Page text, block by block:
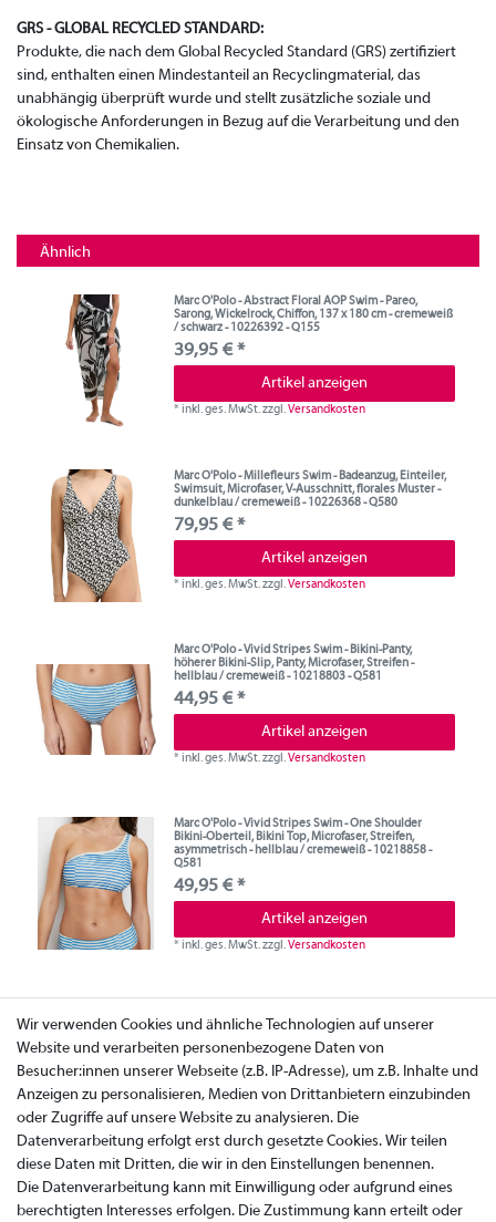
GRS - GLOBAL RECYCLED STANDARD:
Produkte, die nach dem Global Recycled Standard (GRS) zertifiziert
sind, enthalten einen Mindestanteil an Recyclingmaterial, das
unabhängig überprüft wurde und stellt zusätzliche soziale und
ökologische Anforderungen in Bezug auf die Verarbeitung und den
Einsatz von Chemikalien.
Ähnlich
Marc O'Polo - Abstract Floral AOP Swim - Pareo,
Sarong, Wickelrock, Chiffon, 137 x 180 cm - cremeweiß
/ schwarz - 10226392 - Q155
39,95 € *
Artikel anzeigen
*inkl. ges. MwSt.zzgl.Versandkosten
Marc O'Polo - Millefleurs Swim - Badeanzug, Einteiler,
Swimsuit, Microfaser, V-Ausschnitt, florales Muster -
dunkelblau / cremeweiß - 10226368 - Q580
79,95 € *
Artikel anzeigen
*inkl. ges. MwSt.zzgl.Versandkosten
Marc O'Polo - Vivid Stripes Swim - Bikini-Panty,
höherer Bikini-Slip, Panty, Microfaser, Streifen -
hellblau / cremeweiß - 10218803 - Q581
44,95 € *
Artikel anzeigen
*inkl. ges. MwSt.zzgl.Versandkosten
Marc O'Polo - Vivid Stripes Swim - One Shoulder
Bikini-Oberteil, Bikini Top, Microfaser, Streifen,
asymmetrisch - hellblau / cremeweiß - 10218858 -
Q581
49,95 € *
Artikel anzeigen
*inkl. ges. MwSt.zzgl.Versandkosten
Wir verwenden Cookies und ähnliche Technologien auf unserer
Website und verarbeiten personenbezogene Daten von
Besucher:innen unserer Webseite (z.B. IP-Adresse), um z.B. Inhalte und
Anzeigen zu personalisieren, Medien von Drittanbietern einzubinden
oder Zugriffe auf unsere Website zu analysieren. Die
Datenverarbeitung erfolgt erst durch gesetzte Cookies. Wir teilen
diese Daten mit Dritten, die wir in den Einstellungen benennen.
Die Datenverarbeitung kann mit Einwilligung oder aufgrund eines
berechtigten Interesses erfolgen. Die Zustimmung kann erteilt oder